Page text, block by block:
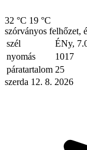
32 °C 19 °C
szórványos felhőzet,
szél
ÉNy,
nyomás
1017
páratartalom 25
szerda 12. 8. 2026